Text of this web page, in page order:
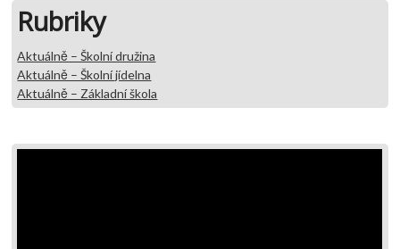
Rubriky
Aktuálně – Školní družina
Aktuálně – Školní jídelna
Aktuálně – Základní škola